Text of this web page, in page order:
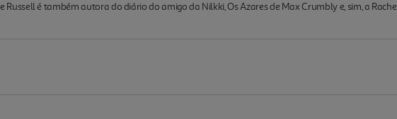
Russell é também autora do diário do amigo da Nilkki, Os Azares de Max Crumbly e, sim, a